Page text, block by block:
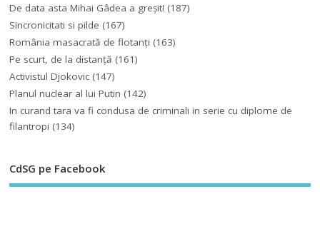
De data asta Mihai Gâdea a greşit! (187)
Sincronicitati si pilde (167)
România masacrată de flotanţi (163)
Pe scurt, de la distanță (161)
Activistul Djokovic (147)
Planul nuclear al lui Putin (142)
In curand tara va fi condusa de criminali in serie cu diplome de
filantropi (134)
CdSG pe Facebook